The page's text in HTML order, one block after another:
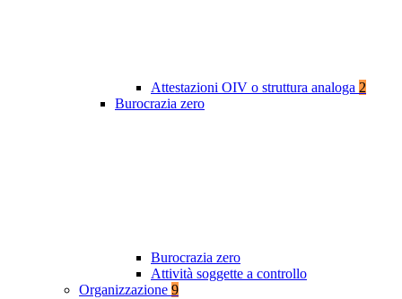
Attestazioni OIV o struttura analoga 2
Burocrazia zero
Burocrazia zero
Attività soggette a controllo
Organizzazione 9